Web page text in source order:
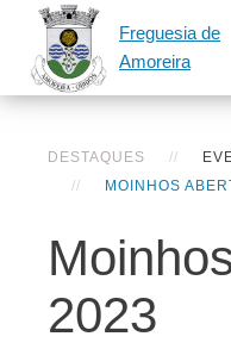
Freguesia de
Amoreira
DESTAQUES
MOINHOS
2023